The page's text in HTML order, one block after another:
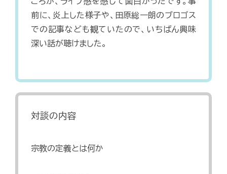
前に、炎上した様子や、田原総一朗のブロゴス
での記事なども観ていたので、いちばん興味
深い話が聴けました。
対談の内容
宗教の定義とは何か